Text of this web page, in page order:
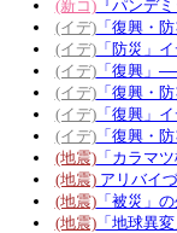
(新コ)『パンデ
(イデ)「復興・
(イデ)「防災」
(イデ)「復興」
(イデ)「復興・
(イデ)「復興」
(イデ)「復興・
(地震)「カラマ
(地震)アリバイ
(地震)
(地震)「地球異